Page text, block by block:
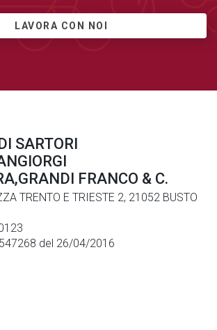
LAVORA CON NOI
SARTORI
FRANCO & C.
TRENTO E TRIESTE 2, 21052 BUSTO
del 26/04/2016